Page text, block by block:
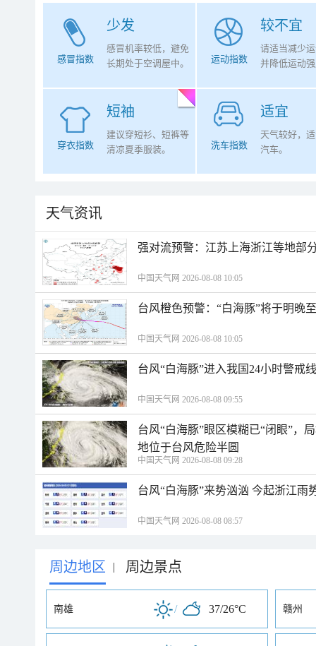
少发
感冒指数
感冒机率较低，避免
长期处于空调屋中。
较不宜
运动指数
请适当减少
并降低运动
短袖
穿衣指数
建议穿短衫、短裤等
清凉夏季服装。
适宜
洗车指数
天气较好，
汽车。
天气资讯
强对流预警：江苏上海浙江等地部
中国天气网 2026-08-08 10:05
台风橙色预警：“白海豚”将于明晚
中国天气网 2026-08-08 10:05
台风“白海豚”进入我国24小时警戒
中国天气网 2026-08-08 09:55
台风“白海豚”眼区模糊已“闭眼”，
地位于台风危险半圆
中国天气网 2026-08-08 09:28
台风“白海豚”来势汹汹 今起浙江雨
中国天气网 2026-08-08 08:57
周边地区 | 周边景点
南雄 / 37/26°C 赣州